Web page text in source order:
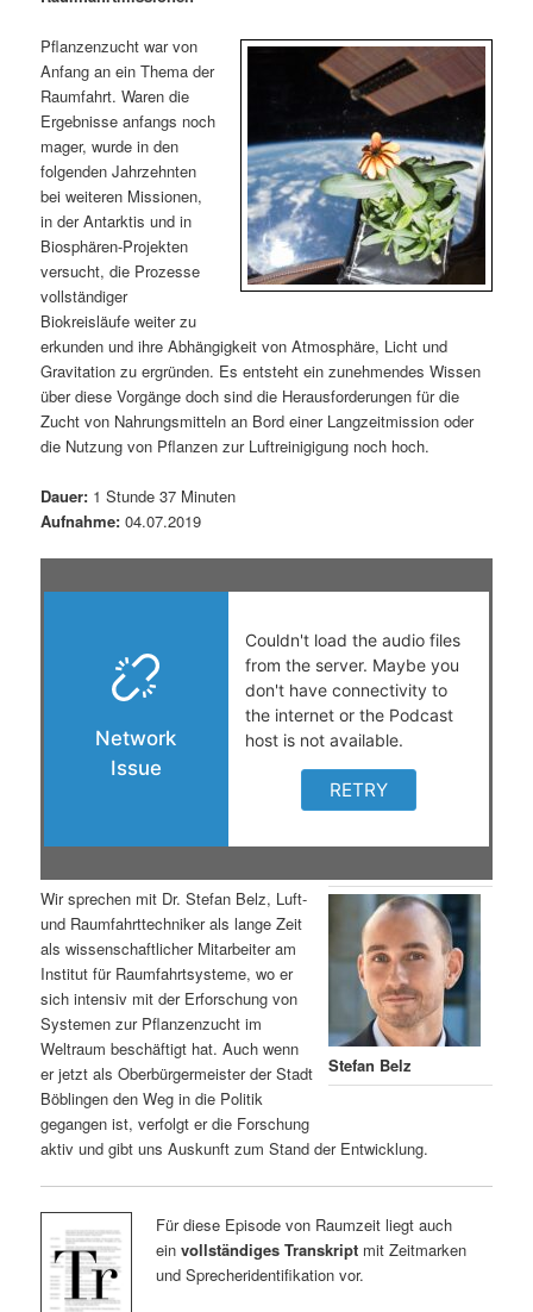
ä
r
e
n
I
n
h
a
t
s
n
n
d
ä
r
e
n
I
n
a
l
g
e
n
n
v
i
g
a
t
i
o
n
Pflanzenzucht war von
Anfang an ein Thema der
Raumfahrt. Waren die
Ergebnisse anfangs noch
mager, wurde in den
folgenden Jahrzehnten
bei weiteren Missionen,
in der Antarktis und in
Biosphären-Projekten
versucht, die Prozesse
vollständiger
Biokreisläufe weiter zu
erkunden und ihre Abhängigkeit von Atmosphäre, Licht und
Gravitation zu ergründen. Es entsteht ein zunehmendes Wissen
über diese Vorgänge doch sind die Herausforderungen für die
Zucht von Nahrungsmitteln an Bord einer Langzeitmission oder
die Nutzung von Pflanzen zur Luftreinigigung noch hoch.
Dauer: 1 Stunde 37 Minuten
Aufnahme: 04.07.2019
Stefan Belz
Wir sprechen mit Dr. Stefan Belz, Luft-
und Raumfahrttechniker als lange Zeit
als wissenschaftlicher Mitarbeiter am
Institut für Raumfahrtsysteme, wo er
sich intensiv mit der Erforschung von
Systemen zur Pflanzenzucht im
Weltraum beschäftigt hat. Auch wenn
er jetzt als Oberbürgermeister der Stadt
Böblingen den Weg in die Politik
gegangen ist, verfolgt er die Forschung
aktiv und gibt uns Auskunft zum Stand der Entwicklung.
Für diese Episode von Raumzeit liegt auch
ein vollständiges Transkriptmit Zeitmarken
und Sprecheridentifikation vor.